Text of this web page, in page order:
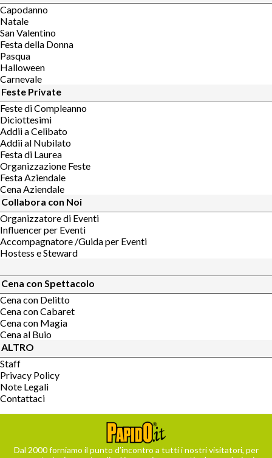
Capodanno
Natale
San Valentino
Festa della Donna
Pasqua
Halloween
Carnevale
Feste Private
Feste di Compleanno
Diciottesimi
Addii a Celibato
Addii al Nubilato
Festa di Laurea
Organizzazione Feste
Festa Aziendale
Cena Aziendale
Collabora con Noi
Organizzatore di Eventi
Influencer per Eventi
Accompagnatore /Guida per Eventi
Hostess e Steward
Cena con Spettacolo
Cena con Delitto
Cena con Cabaret
Cena con Magia
Cena al Buio
ALTRO
Staff
Privacy Policy
Note Legali
Contattaci
Dal 2000 forniamo il punto d’incontro a tutti i nostri visitatori, per